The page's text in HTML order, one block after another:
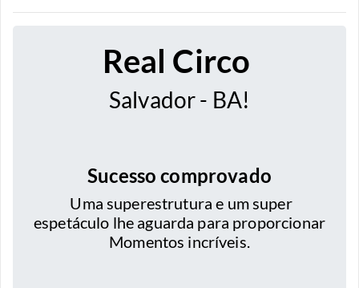
Real Circo
Salvador - BA!
Sucesso comprovado
Uma superestrutura e um super
espetáculo lhe aguarda para proporcionar
Momentos incríveis.